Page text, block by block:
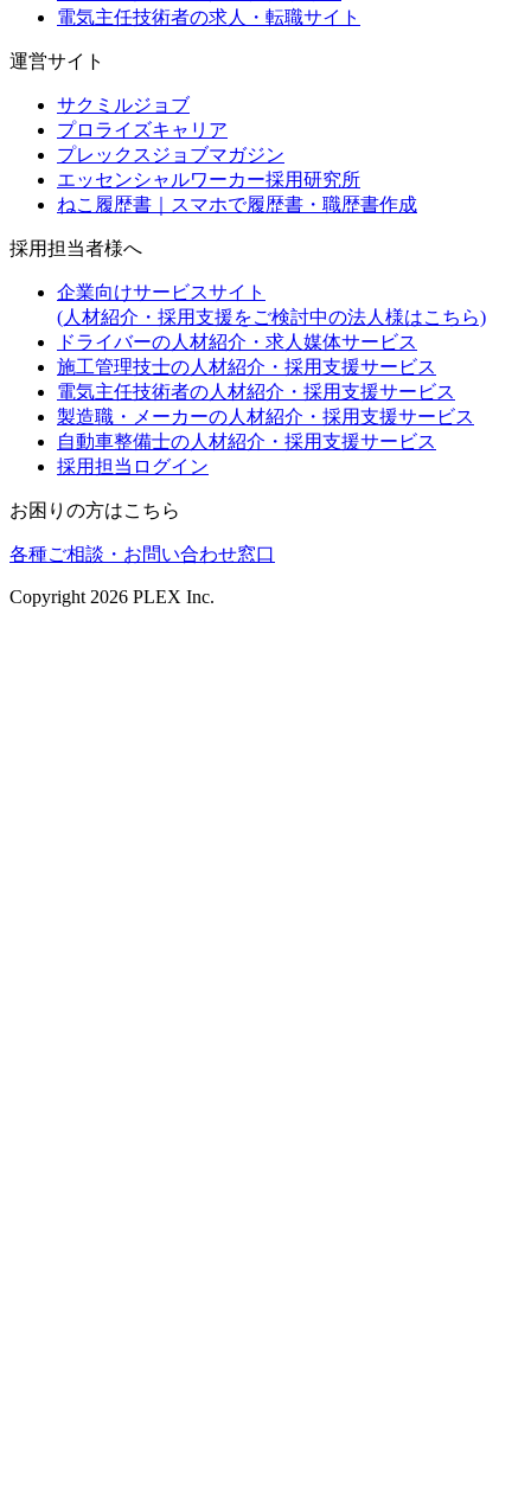
電気主任技術者の求人・転職サイト
運営サイト
サクミルジョブ
プロライズキャリア
プレックスジョブマガジン
エッセンシャルワーカー採用研究所
ねこ履歴書｜スマホで履歴書・職歴書作成
採用担当者様へ
企業向けサービスサイト
(人材紹介・採用支援をご検討中の法人様はこちら)
ドライバーの人材紹介・求人媒体サービス
施工管理技士の人材紹介・採用支援サービス
電気主任技術者の人材紹介・採用支援サービス
製造職・メーカーの人材紹介・採用支援サービス
自動車整備士の人材紹介・採用支援サービス
採用担当ログイン
お困りの方はこちら
各種ご相談・お問い合わせ窓口
Copyright 2026 PLEX Inc.